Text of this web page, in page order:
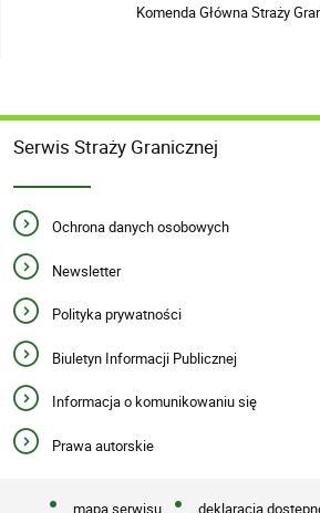
Komenda Główna Straży
Serwis Straży Granicznej
Ochrona danych osobowych
Newsletter
Polityka prywatności
Biuletyn Informacji Publicznej
Informacja o komunikowaniu się
Prawa autorskie